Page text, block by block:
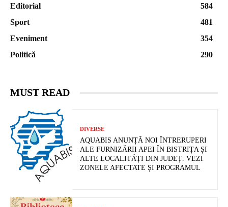
Editorial
584
Sport
481
Eveniment
354
Politică
290
MUST READ
DIVERSE
AQUABIS ANUNȚĂ NOI ÎNTRERUPERI
ALE FURNIZĂRII APEI ÎN BISTRIȚA ȘI
ALTE LOCALITĂȚI DIN JUDEȚ. VEZI
ZONELE AFECTATE ȘI PROGRAMUL